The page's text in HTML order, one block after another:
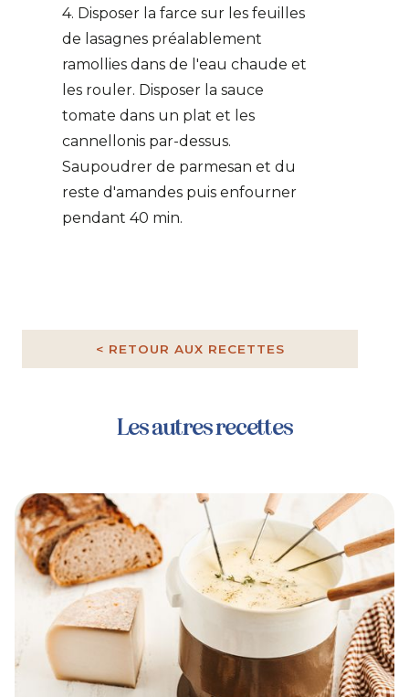
4. Disposer la farce sur les feuilles
de lasagnes préalablement
ramollies dans de l'eau chaude et
les rouler. Disposer la sauce
tomate dans un plat et les
cannellonis par-dessus.
Saupoudrer de parmesan et du
reste d'amandes puis enfourner
pendant 40 min.
< RETOUR AUX RECETTES
Les autres recettes